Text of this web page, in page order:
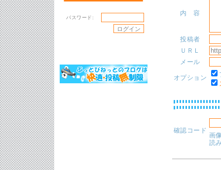
パスワード:
内 容
投稿者
ＵＲＬ
メール
オプション
確認コード
画
読